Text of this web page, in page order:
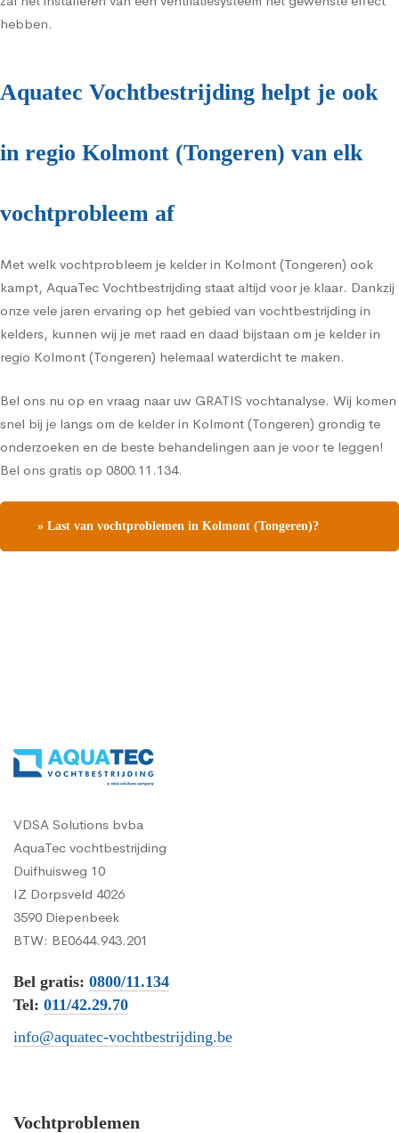
hebben.
Aquatec Vochtbestrijding helpt je ook
in regio Kolmont (Tongeren) van elk
vochtprobleem af
Met welk vochtprobleem je kelder in Kolmont (Tongeren) ook
kampt, AquaTec Vochtbestrijding staat altijd voor je klaar. Dankzij
onze vele jaren ervaring op het gebied van vochtbestrijding in
kelders, kunnen wij je met raad en daad bijstaan om je kelder in
regio Kolmont (Tongeren) helemaal waterdicht te maken.
Bel ons nu op en vraag naar uw GRATIS vochtanalyse. Wij komen
snel bij je langs om de kelder in Kolmont (Tongeren) grondig te
onderzoeken en de beste behandelingen aan je voor te leggen!
Bel ons gratis op 0800.11.134.
» Last van vochtproblemen in Kolmont (Tongeren)?
VDSA Solutions bvba
AquaTec vochtbestrijding
Duifhuisweg 10
IZ Dorpsveld 4026
3590 Diepenbeek
BTW: BE0644.943.201
Bel gratis: 0800/11.134
Tel: 011/42.29.70
info@aquatec-vochtbestrijding.be
Vochtproblemen